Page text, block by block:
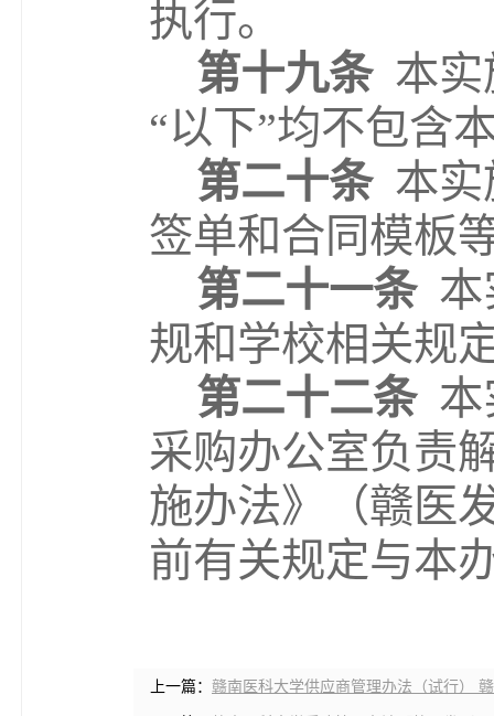
执行。
第十九条 本
“以下”均不包含
第二十条 本
签单和合同模板
第二十一条 本
规和学校相关规
第二十二条 本
采购办公室负责
施办法》（赣医
前有关规定与本
上一篇： 赣南医科大学供应商管理办法（试行）